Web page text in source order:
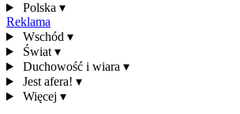
Polska ▾
Reklama
Wschód ▾
Świat ▾
Duchowość i wiara ▾
Jest afera! ▾
Więcej ▾